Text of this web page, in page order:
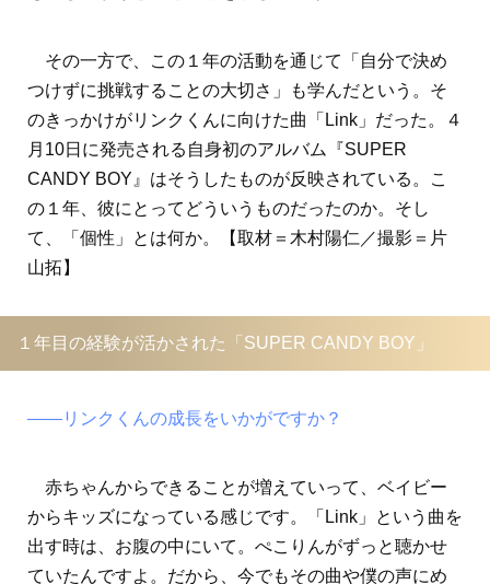
その一方で、この１年の活動を通じて「自分で決め
つけずに挑戦することの大切さ」も学んだという。そ
のきっかけがリンクくんに向けた曲「Link」だった。４
月10日に発売される自身初のアルバム『SUPER
CANDY BOY』はそうしたものが反映されている。こ
の１年、彼にとってどういうものだったのか。そし
て、「個性」とは何か。【取材＝木村陽仁／撮影＝片
山拓】
１年目の経験が活かされた「SUPER CANDY BOY」
――リンクくんの成長をいかがですか？
赤ちゃんからできることが増えていって、ベイビー
からキッズになっている感じです。「Link」という曲を
出す時は、お腹の中にいて。ぺこりんがずっと聴かせ
ていたんですよ。だから、今でもその曲や僕の声にめ